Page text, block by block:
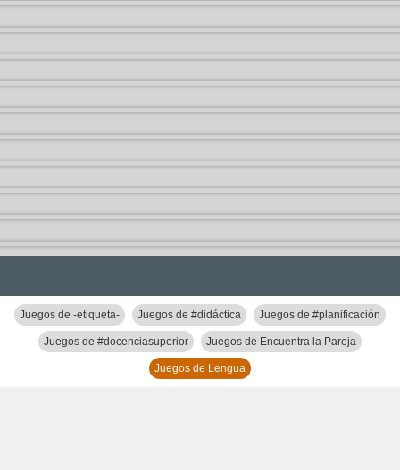
Juegos de -etiqueta- Juegos de #didáctica Juegos de #planificación
Juegos de #docenciasuperior Juegos de Encuentra la Pareja
Juegos de Lengua